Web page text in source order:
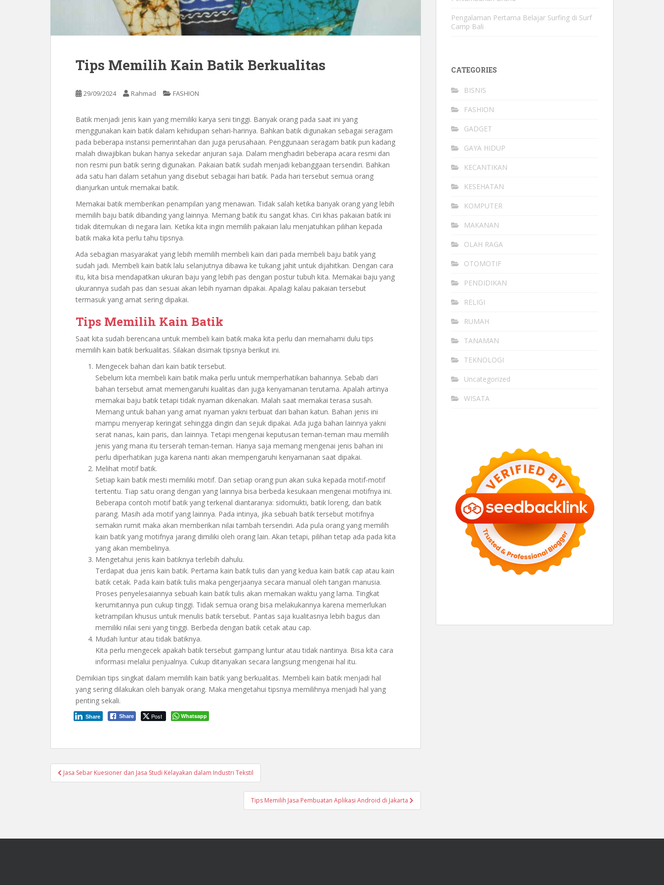
Tips Memilih Kain Batik Berkualitas
29/09/2024 Rahmad FASHION
Batik menjadi jenis kain yang memiliki karya seni tinggi. Banyak orang pada saat ini yang
menggunakan kain batik dalam kehidupan sehari-harinya. Bahkan batik digunakan sebagai seragam
pada beberapa instansi pemerintahan dan juga perusahaan. Penggunaan seragam batik pun kadang
malah diwajibkan bukan hanya sekedar anjuran saja. Dalam menghadiri beberapa acara resmi dan
non resmi pun batik sering digunakan. Pakaian batik sudah menjadi kebanggaan tersendiri. Bahkan
ada satu hari dalam setahun yang disebut sebagai hari batik. Pada hari tersebut semua orang
dianjurkan untuk memakai batik.
Memakai batik memberikan penampilan yang menawan. Tidak salah ketika banyak orang yang lebih
memilih baju batik dibanding yang lainnya. Memang batik itu sangat khas. Ciri khas pakaian batik ini
tidak ditemukan di negara lain. Ketika kita ingin memilih pakaian lalu menjatuhkan pilihan kepada
batik maka kita perlu tahu tipsnya.
Ada sebagian masyarakat yang lebih memilih membeli kain dari pada membeli baju batik yang
sudah jadi. Membeli kain batik lalu selanjutnya dibawa ke tukang jahit untuk dijahitkan. Dengan cara
itu, kita bisa mendapatkan ukuran baju yang lebih pas dengan postur tubuh kita. Memakai baju yang
ukurannya sudah pas dan sesuai akan lebih nyaman dipakai. Apalagi kalau pakaian tersebut
termasuk yang amat sering dipakai.
Tips Memilih Kain Batik
Saat kita sudah berencana untuk membeli kain batik maka kita perlu dan memahami dulu tips
memilih kain batik berkualitas. Silakan disimak tipsnya berikut ini.
Mengecek bahan dari kain batik tersebut.
Sebelum kita membeli kain batik maka perlu untuk memperhatikan bahannya. Sebab dari
bahan tersebut amat memengaruhi kualitas dan juga kenyamanan terutama. Apalah artinya
memakai baju batik tetapi tidak nyaman dikenakan. Malah saat memakai terasa susah.
Memang untuk bahan yang amat nyaman yakni terbuat dari bahan katun. Bahan jenis ini
mampu menyerap keringat sehingga dingin dan sejuk dipakai. Ada juga bahan lainnya yakni
serat nanas, kain paris, dan lainnya. Tetapi mengenai keputusan teman-teman mau memilih
jenis yang mana itu terserah teman-teman. Hanya saja memang mengenai jenis bahan ini
perlu diperhatikan juga karena nanti akan mempengaruhi kenyamanan saat dipakai.
Melihat motif batik.
Setiap kain batik mesti memiliki motif. Dan setiap orang pun akan suka kepada motif-motif
tertentu. Tiap satu orang dengan yang lainnya bisa berbeda kesukaan mengenai motifnya ini.
Beberapa contoh motif batik yang terkenal diantaranya: sidomukti, batik loreng, dan batik
parang. Masih ada motif yang lainnya. Pada intinya, jika sebuah batik tersebut motifnya
semakin rumit maka akan memberikan nilai tambah tersendiri. Ada pula orang yang memilih
kain batik yang motifnya jarang dimiliki oleh orang lain. Akan tetapi, pilihan tetap ada pada kita
yang akan membelinya.
Mengetahui jenis kain batiknya terlebih dahulu.
Terdapat dua jenis kain batik. Pertama kain batik tulis dan yang kedua kain batik cap atau kain
batik cetak. Pada kain batik tulis maka pengerjaanya secara manual oleh tangan manusia.
Proses penyelesaiannya sebuah kain batik tulis akan memakan waktu yang lama. Tingkat
kerumitannya pun cukup tinggi. Tidak semua orang bisa melakukannya karena memerlukan
ketrampilan khusus untuk menulis batik tersebut. Pantas saja kualitasnya lebih bagus dan
memiliki nilai seni yang tinggi. Berbeda dengan batik cetak atau cap.
Mudah luntur atau tidak batiknya.
Kita perlu mengecek apakah batik tersebut gampang luntur atau tidak nantinya. Bisa kita cara
informasi melalui penjualnya. Cukup ditanyakan secara langsung mengenai hal itu.
Demikian tips singkat dalam memilih kain batik yang berkualitas. Membeli kain batik menjadi hal
yang sering dilakukan oleh banyak orang. Maka mengetahui tipsnya memilihnya menjadi hal yang
penting sekali.
Share Post
Share Whatsapp
Post navigation
Jasa Sebar Kuesioner dan Jasa Studi Kelayakan dalam Industri Tekstil
Tips Memilih Jasa Pembuatan Aplikasi Android di Jakarta
Pengalaman Pertama Belajar Surfing di Surf
Camp Bali
CATEGORIES
BISNIS
FASHION
GADGET
GAYA HIDUP
KECANTIKAN
KESEHATAN
KOMPUTER
MAKANAN
OLAH RAGA
OTOMOTIF
PENDIDIKAN
RELIGI
RUMAH
TANAMAN
TEKNOLOGI
Uncategorized
WISATA